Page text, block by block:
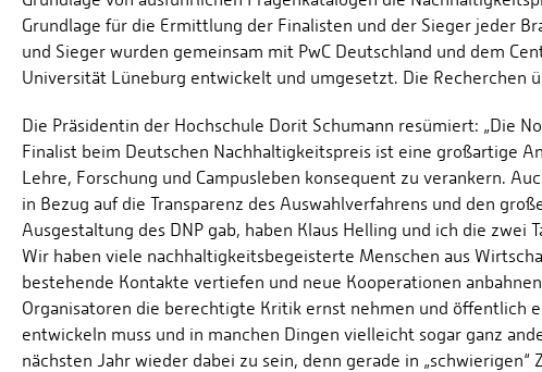
Grundlage für die Ermittlung der Finalisten und der Sieger jeder
und Sieger wurden gemeinsam mit PwC Deutschland und dem
Universität Lüneburg entwickelt und umgesetzt. Die Recherchen
Die Präsidentin der Hochschule Dorit Schumann resümiert: „Die
Finalist beim Deutschen Nachhaltigkeitspreis ist eine großartige
Lehre, Forschung und Campusleben konsequent zu verankern.
in Bezug auf die Transparenz des Auswahlverfahrens und den
Ausgestaltung des DNP gab, haben Klaus Helling und ich die zwei
Wir haben viele nachhaltigkeitsbegeisterte Menschen aus
bestehende Kontakte vertiefen und neue Kooperationen
Organisatoren die berechtigte Kritik ernst nehmen und öffentlich
entwickeln muss und in manchen Dingen vielleicht sogar ganz
nächsten Jahr wieder dabei zu sein, denn gerade in